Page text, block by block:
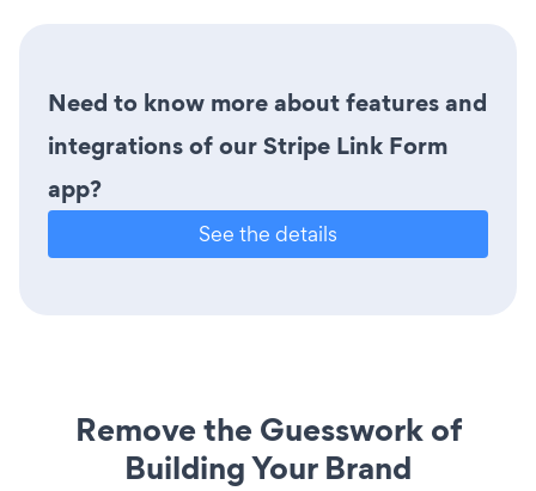
Need to know more about features and
integrations of our Stripe Link Form
app?
See the details
Remove the Guesswork of
Building Your Brand